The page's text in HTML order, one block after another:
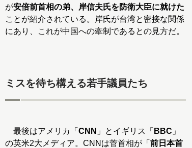
が安倍前首相の弟、岸信夫氏を防衛大臣に就けた
ことが紹介されている。岸氏が台湾と密接な関係
にあり、これが中国への牽制であるとの見方だ。
ミスを待ち構える若手議員たち
最後はアメリカ「 CNN 」とイギリス「 BBC 」
の英米2大メディア。CNNは菅首相が「 前日本首